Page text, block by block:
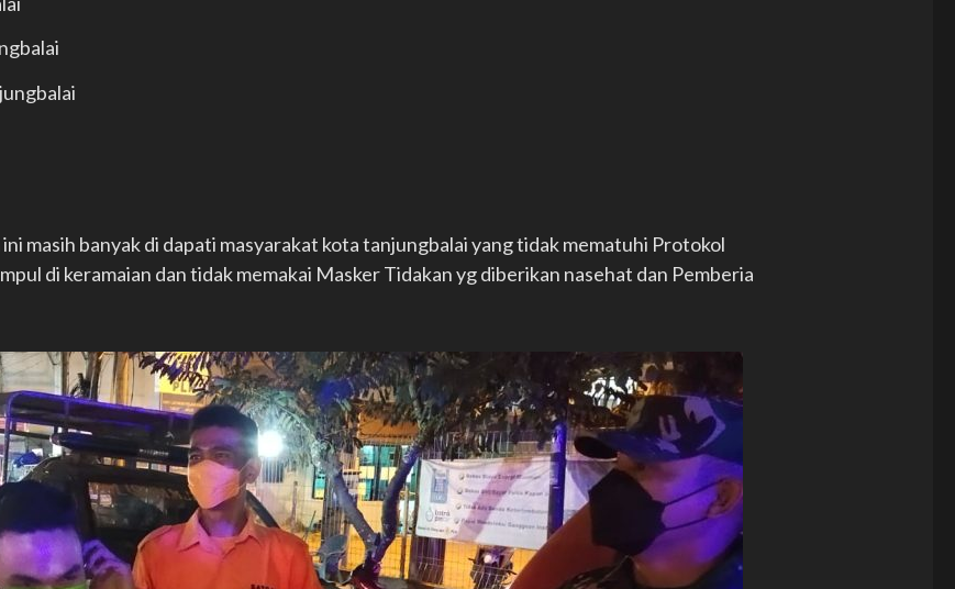
masih banyak di dapati masyarakat kota tanjungbalai yang tidak mematuhi Protokol
di keramaian dan tidak memakai Masker Tidakan yg diberikan nasehat dan Pemberia